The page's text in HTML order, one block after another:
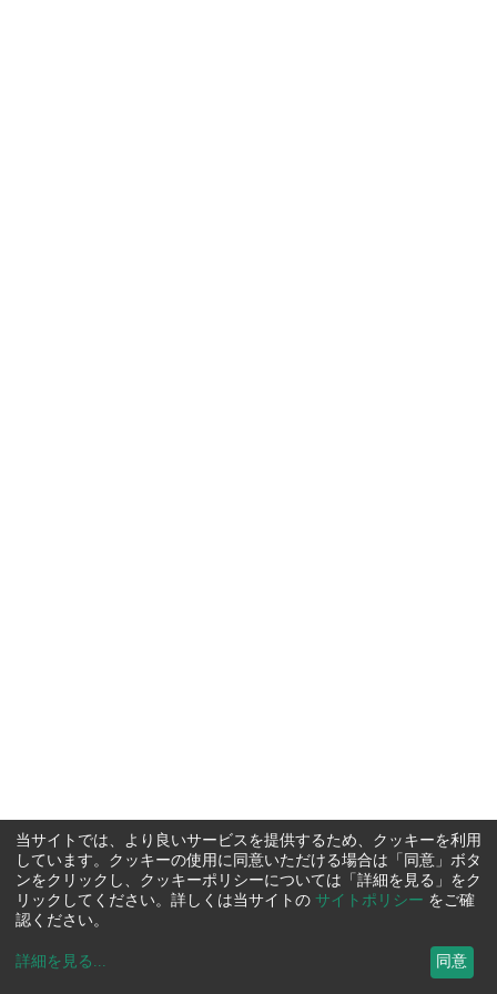
当サイトでは、より良いサービスを提供するため、クッキーを利用
しています。クッキーの使用に同意いただける場合は「同意」ボタ
ンをクリックし、クッキーポリシーについては「詳細を見る」をク
リックしてください。詳しくは当サイトの サイトポリシー をご確
認ください。
詳細を見る ... 同意